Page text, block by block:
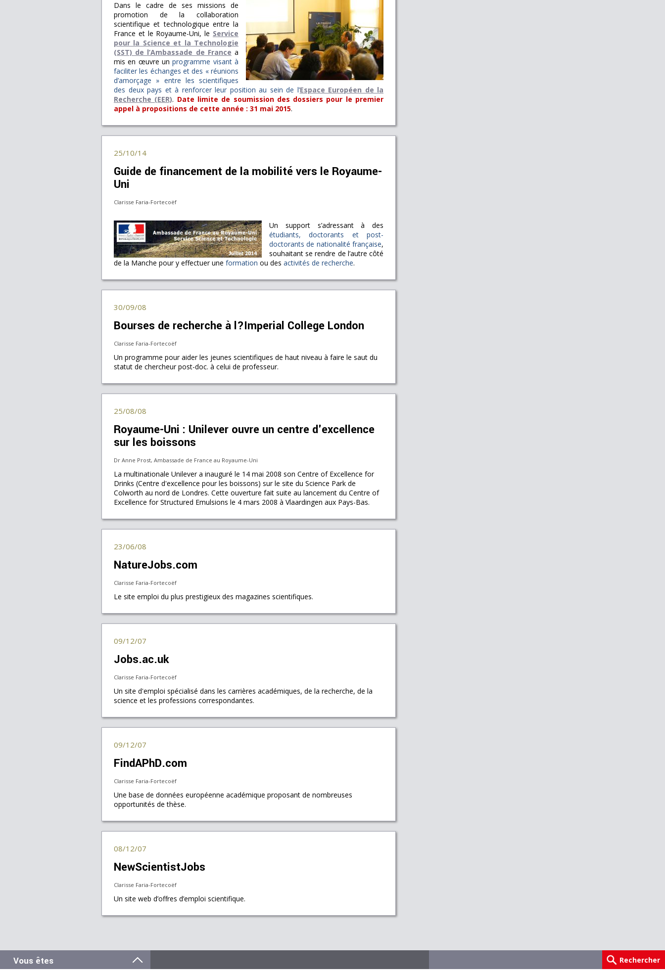
Dans le cadre de ses missions de
promotion de la collaboration
scientifique et technologique entre la
France et le Royaume-Uni, le Service
pour la Science et la Technologie
(SST) de l’Ambassade de France a
mis en œuvre unprogramme visant à
faciliter les échanges et des « réunions
d’amorçage » entre les scientifiques
des deux pays et à renforcer leur position au sein de l’Espace Européen de la
Recherche (EER). Date limite de soumission des dossiers pour le premier
appel à propositions de cette année : 31 mai 2015.
25/10/14
Guide de financement de la mobilité vers le Royaume-
Uni
Clarisse Faria-Fortecoëf
Un support s’adressant à des
étudiants, doctorants et post-
doctorants de nationalité française,
souhaitant se rendre de l’autre côté
de la Manche pour y effectuer une formation ou des activités de recherche.
30/09/08
Bourses de recherche à l?Imperial College London
Clarisse Faria-Fortecoëf
Un programme pour aider les jeunes scientifiques de haut niveau à faire le saut du
statut de chercheur post-doc. à celui de professeur.
25/08/08
Royaume-Uni : Unilever ouvre un centre d'excellence
sur les boissons
Dr Anne Prost, Ambassade de France au Royaume-Uni
La multinationale Unilever a inauguré le 14 mai 2008 son Centre of Excellence for
Drinks (Centre d'excellence pour les boissons) sur le site du Science Park de
Colworth au nord de Londres. Cette ouverture fait suite au lancement du Centre of
Excellence for Structured Emulsions le 4 mars 2008 à Vlaardingen aux Pays-Bas.
23/06/08
NatureJobs.com
Clarisse Faria-Fortecoëf
Le site emploi du plus prestigieux des magazines scientifiques.
09/12/07
Jobs.ac.uk
Clarisse Faria-Fortecoëf
Un site d'emploi spécialisé dans les carrières académiques, de la recherche, de la
science et les professions correspondantes.
09/12/07
FindAPhD.com
Clarisse Faria-Fortecoëf
Une base de données européenne académique proposant de nombreuses
opportunités de thèse.
08/12/07
NewScientistJobs
Clarisse Faria-Fortecoëf
Un site web d’offres d’emploi scientifique.